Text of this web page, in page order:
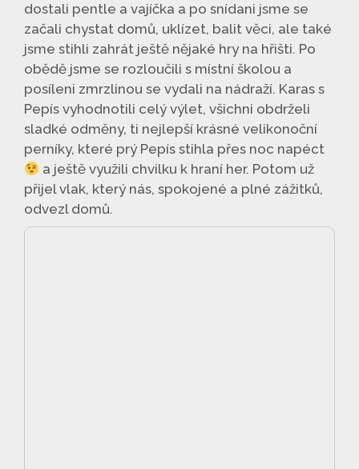
dostali pentle a vajíčka a po snídani jsme se
začali chystat domů, uklízet, balit věci, ale také
jsme stihli zahrát ještě nějaké hry na hřišti. Po
obědě jsme se rozloučili s místní školou a
posíleni zmrzlinou se vydali na nádraží. Karas s
Pepís vyhodnotili celý výlet, všichni obdrželi
sladké odměny, ti nejlepší krásné velikonoční
perníky, které prý Pepís stihla přes noc napéct
a ještě využili chvilku k hraní her. Potom už
přijel vlak, který nás, spokojené a plné zážitků,
odvezl domů.